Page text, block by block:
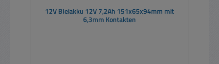
12V Bleiakku 12V 7,2Ah 151x65x94mm mit
6,3mm Kontakten